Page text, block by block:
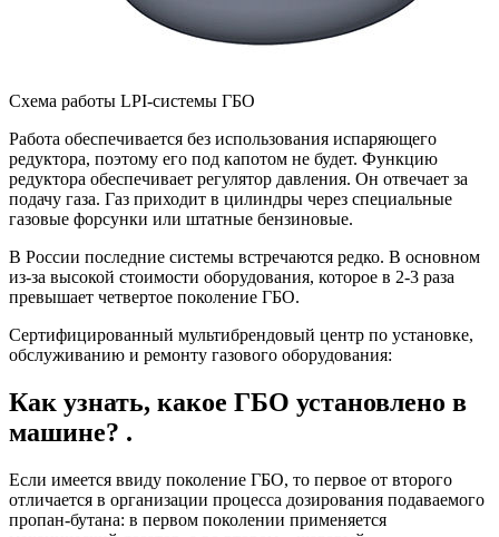
Схема работы LPI-системы ГБО
Работа обеспечивается без использования испаряющего
редуктора, поэтому его под капотом не будет. Функцию
редуктора обеспечивает регулятор давления. Он отвечает за
подачу газа. Газ приходит в цилиндры через специальные
газовые форсунки или штатные бензиновые.
В России последние системы встречаются редко. В основном
из-за высокой стоимости оборудования, которое в 2-3 раза
превышает четвертое поколение ГБО.
Сертифицированный мультибрендовый центр по установке,
обслуживанию и ремонту газового оборудования:
Как узнать, какое ГБО установлено в
машине? .
Если имеется ввиду поколение ГБО, то первое от второго
отличается в организации процесса дозирования подаваемого
пропан-бутана: в первом поколении применяется